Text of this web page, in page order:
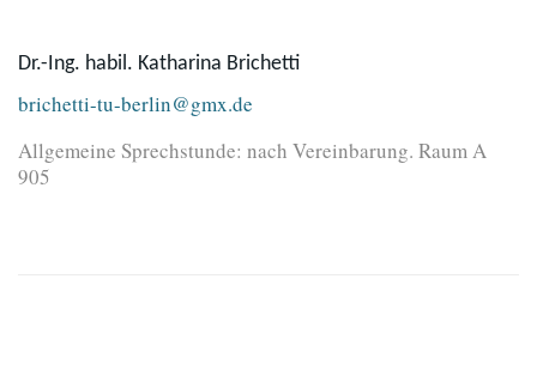
Dr.-Ing. habil. Katharina Brichetti
brichetti-tu-berlin@gmx.de
Allgemeine Sprechstunde: nach Vereinbarung. Raum A
905